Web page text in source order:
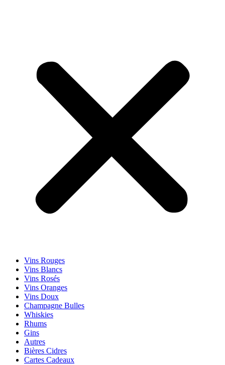
Vins Rouges
Vins Blancs
Vins Rosés
Vins Oranges
Vins Doux
Champagne Bulles
Whiskies
Rhums
Gins
Autres
Bières Cidres
Cartes Cadeaux